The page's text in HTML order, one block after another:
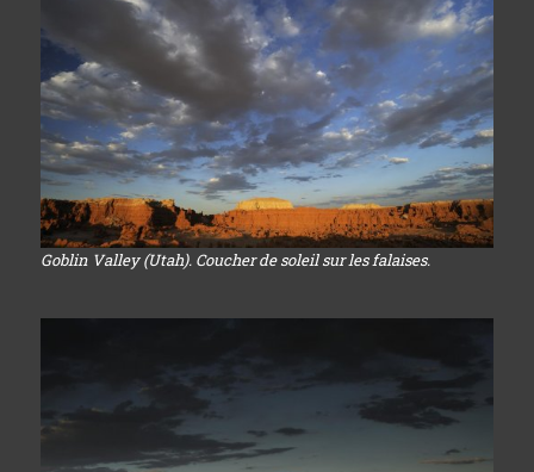
Goblin Valley (Utah). Coucher de soleil sur les falaises.